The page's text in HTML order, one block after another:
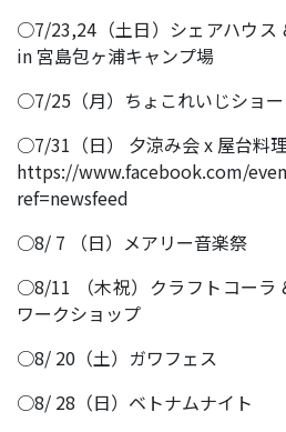
○7/23,24（土日）シェアハウス
in 宮島包ヶ浦キャンプ場
○7/25（月）ちょこれいじショー
○7/31（日） 夕涼み会 x 屋台料
https://www.facebook.com/
ref=newsfeed
○8/ 7 （日）メアリー音楽祭
○8/11 （木祝）クラフトコーラ
ワークショップ
○8/ 20（土）ガワフェス
○8/ 28（日）ベトナムナイト